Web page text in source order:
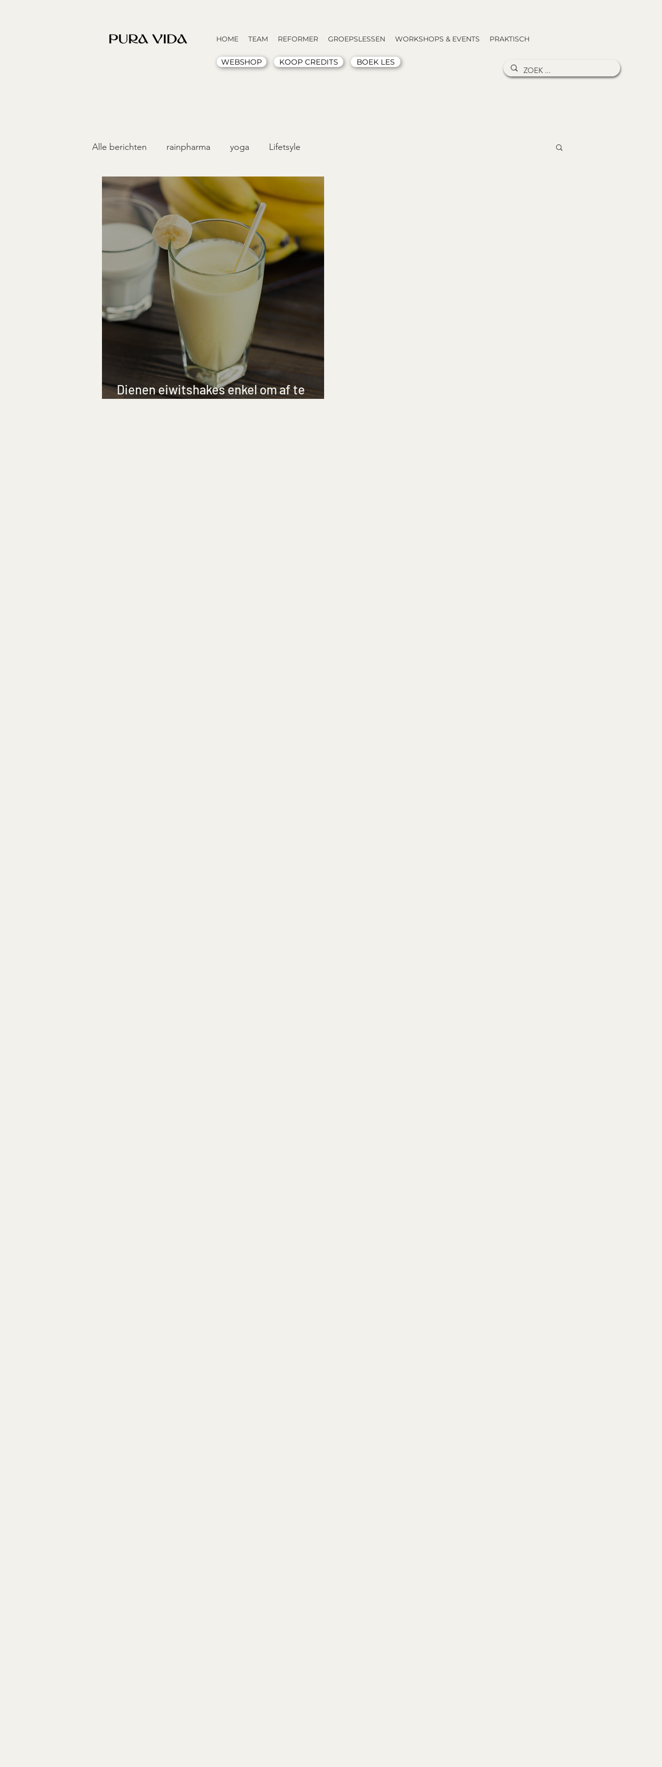
HOME TEAM REFORMER GROEPSLESSEN WORKSHOPS & EVENTS PRAKTISCH
WEBSHOP KOOP CREDITS BOEK LES
Alle berichten rainpharma yoga Lifetsyle
Dienen eiwitshakes enkel om af te